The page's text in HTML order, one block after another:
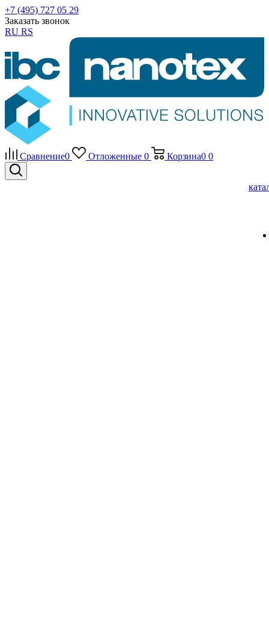
+7 (495) 727 05 29
Заказать звонок
RU RS
Сравнение0 Отложенные 0 Корзина0 0